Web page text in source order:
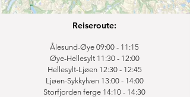
Reiseroute:
Ålesund-Øye 09:00 - 11:15
Øye-Hellesylt 11:30 - 12:00
Hellesylt-Ljøen 12:30 - 12:45
Ljøen-Sykkylven 13:00 - 14:00
Storfjorden ferge 14:10 - 14:30